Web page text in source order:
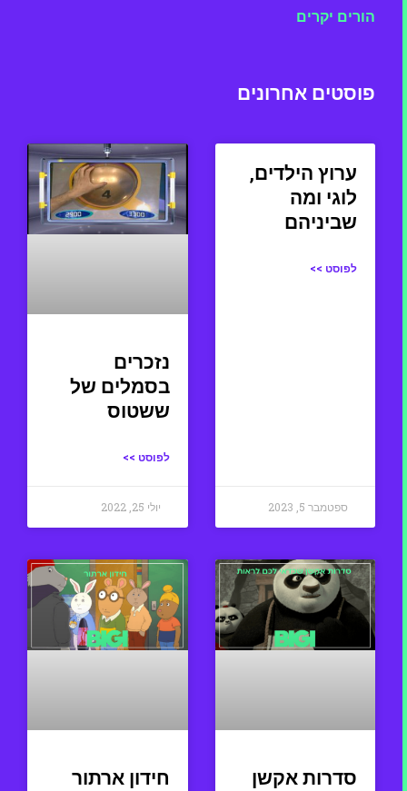
הורים יקרים
פוסטים אחרונים
ערוץ הילדים,
לוגי ומה
שביניהם
לפוסט >>
ספטמבר 5, 2023
נזכרים
בסמלים של
ששטוס
לפוסט >>
יולי 25, 2022
סדרות אקשן
חידון ארתור